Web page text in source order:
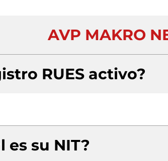
AVP MAKRO
RUES activo?
es su NIT?